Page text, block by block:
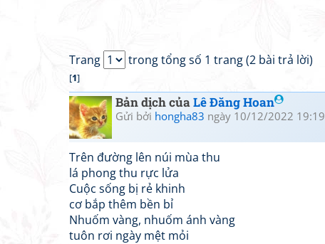
Trang trong tổng số 1 trang (2 bài trả lời)
[1]
Bản dịch củaLê Đăng Hoan
Gửi bởi hongha83 ngày 10/12/2022 19:19
Trên đường lên núi mùa thu
lá phong thu rực lửa
Cuộc sống bị rẻ khinh
cơ bắp thêm bền bỉ
Nhuốm vàng, nhuốm ánh vàng
tuôn rơi ngày mệt mỏi